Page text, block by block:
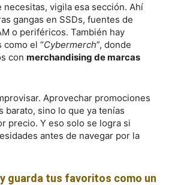
necesitas, vigila esa sección. Ahí
gangas en SSDs, fuentes de
o periféricos. También hay
como el “Cybermerch”, donde
con merchandising de marcas
Aprovechar promociones
barato, sino lo que ya tenías
precio. Y eso solo se logra si
antes de navegar por la
guarda tus favoritos como un